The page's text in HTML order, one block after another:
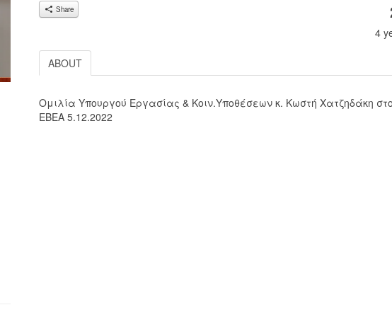
Share
4
ABOUT
Ομιλία Υπουργού Εργασίας & Κοιν.Υποθέσεων κ. Κωστή Χατζηδάκη
ΕΒΕΑ 5.12.2022